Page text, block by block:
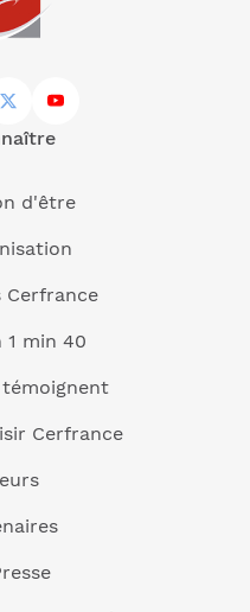
d'être
Cerfrance
1 min 40
Cerfrance